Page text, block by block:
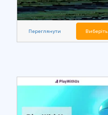
Переглянути Виберіть